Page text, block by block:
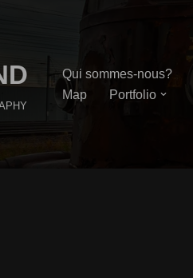
Qui sommes-nous?
Map
Portfolio